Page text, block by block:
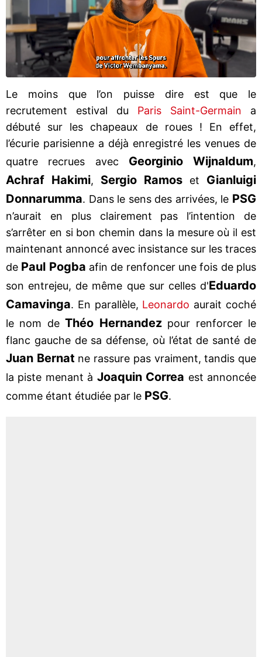
Le moins que l’on puisse dire est que le
recrutement estival du Paris Saint-Germain a
débuté sur les chapeaux de roues ! En effet,
l’écurie parisienne a déjà enregistré les venues de
quatre recrues avec Georginio Wijnaldum,
Achraf Hakimi, Sergio Ramos et Gianluigi
Donnarumma. Dans le sens des arrivées, le PSG
n’aurait en plus clairement pas l’intention de
s’arrêter en si bon chemin dans la mesure où il est
maintenant annoncé avec insistance sur les traces
de Paul Pogba afin de renfoncer une fois de plus
son entrejeu, de même que sur celles d'Eduardo
Camavinga. En parallèle, Leonardo aurait coché
le nom deThéo Hernandezpour renforcer le
flanc gauche de sa défense, où l’état de santé de
Juan Bernat ne rassure pas vraiment, tandis que
la piste menant à Joaquin Correa est annoncée
comme étant étudiée par le PSG.